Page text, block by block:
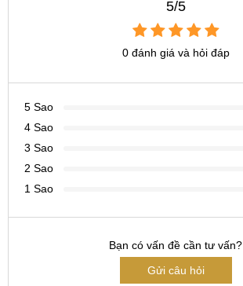
5/5
0 đánh giá và hỏi đáp
5 Sao
4 Sao
3 Sao
2 Sao
1 Sao
Bạn có vấn đề cần tư vấn?
Gửi câu hỏi